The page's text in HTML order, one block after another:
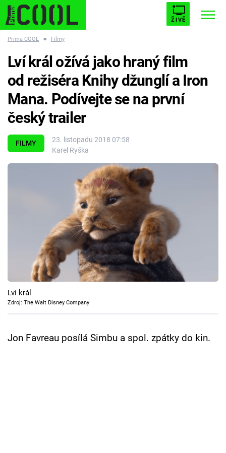
ŽIVĚ
ESCAPE PLNEJ KOTEL AVENGERS 5
Témata
Filmy
Cool Esport
Pořady
TV Program
Přihlášení
Prima COOL ■ Filmy
FILMY
23. listopadu 2018 07:58
Karel Ryška
Lví král ožívá jako hraný film
od režiséra Knihy džunglí a Iron
Mana. Podívejte se na první
český trailer
Lví král
Zdroj: The Walt Disney Company
Jon Favreau posílá Simbu a spol. zpátky do kin.